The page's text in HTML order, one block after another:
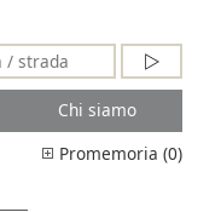
Chi siamo
Promemoria (0)